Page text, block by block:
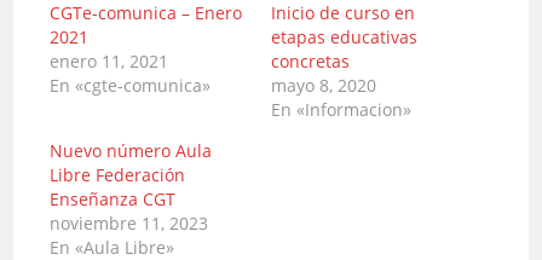
CGTe-comunica – Enero
2021
enero 11, 2021
En «cgte-comunica»
Inicio de curso en
etapas educativas
concretas
mayo 8, 2020
En «Informacion»
Nuevo número Aula
Libre Federación
Enseñanza CGT
noviembre 11, 2023
En «Aula Libre»